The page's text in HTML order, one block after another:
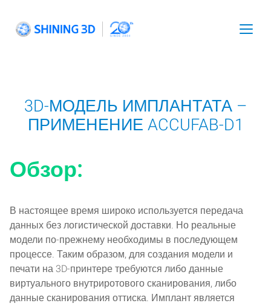
content
3D-МОДЕЛЬ ИМПЛАНТАТА –
ПРИМЕНЕНИЕ ACCUFAB-D1
Обзор:
В настоящее время широко используется передача
данных без логистической доставки. Но реальные
модели по-прежнему необходимы в последующем
процессе. Таким образом, для создания модели и
печати на 3D-принтере требуются либо данные
виртуального внутриротового сканирования, либо
данные сканирования оттиска. Имплант является